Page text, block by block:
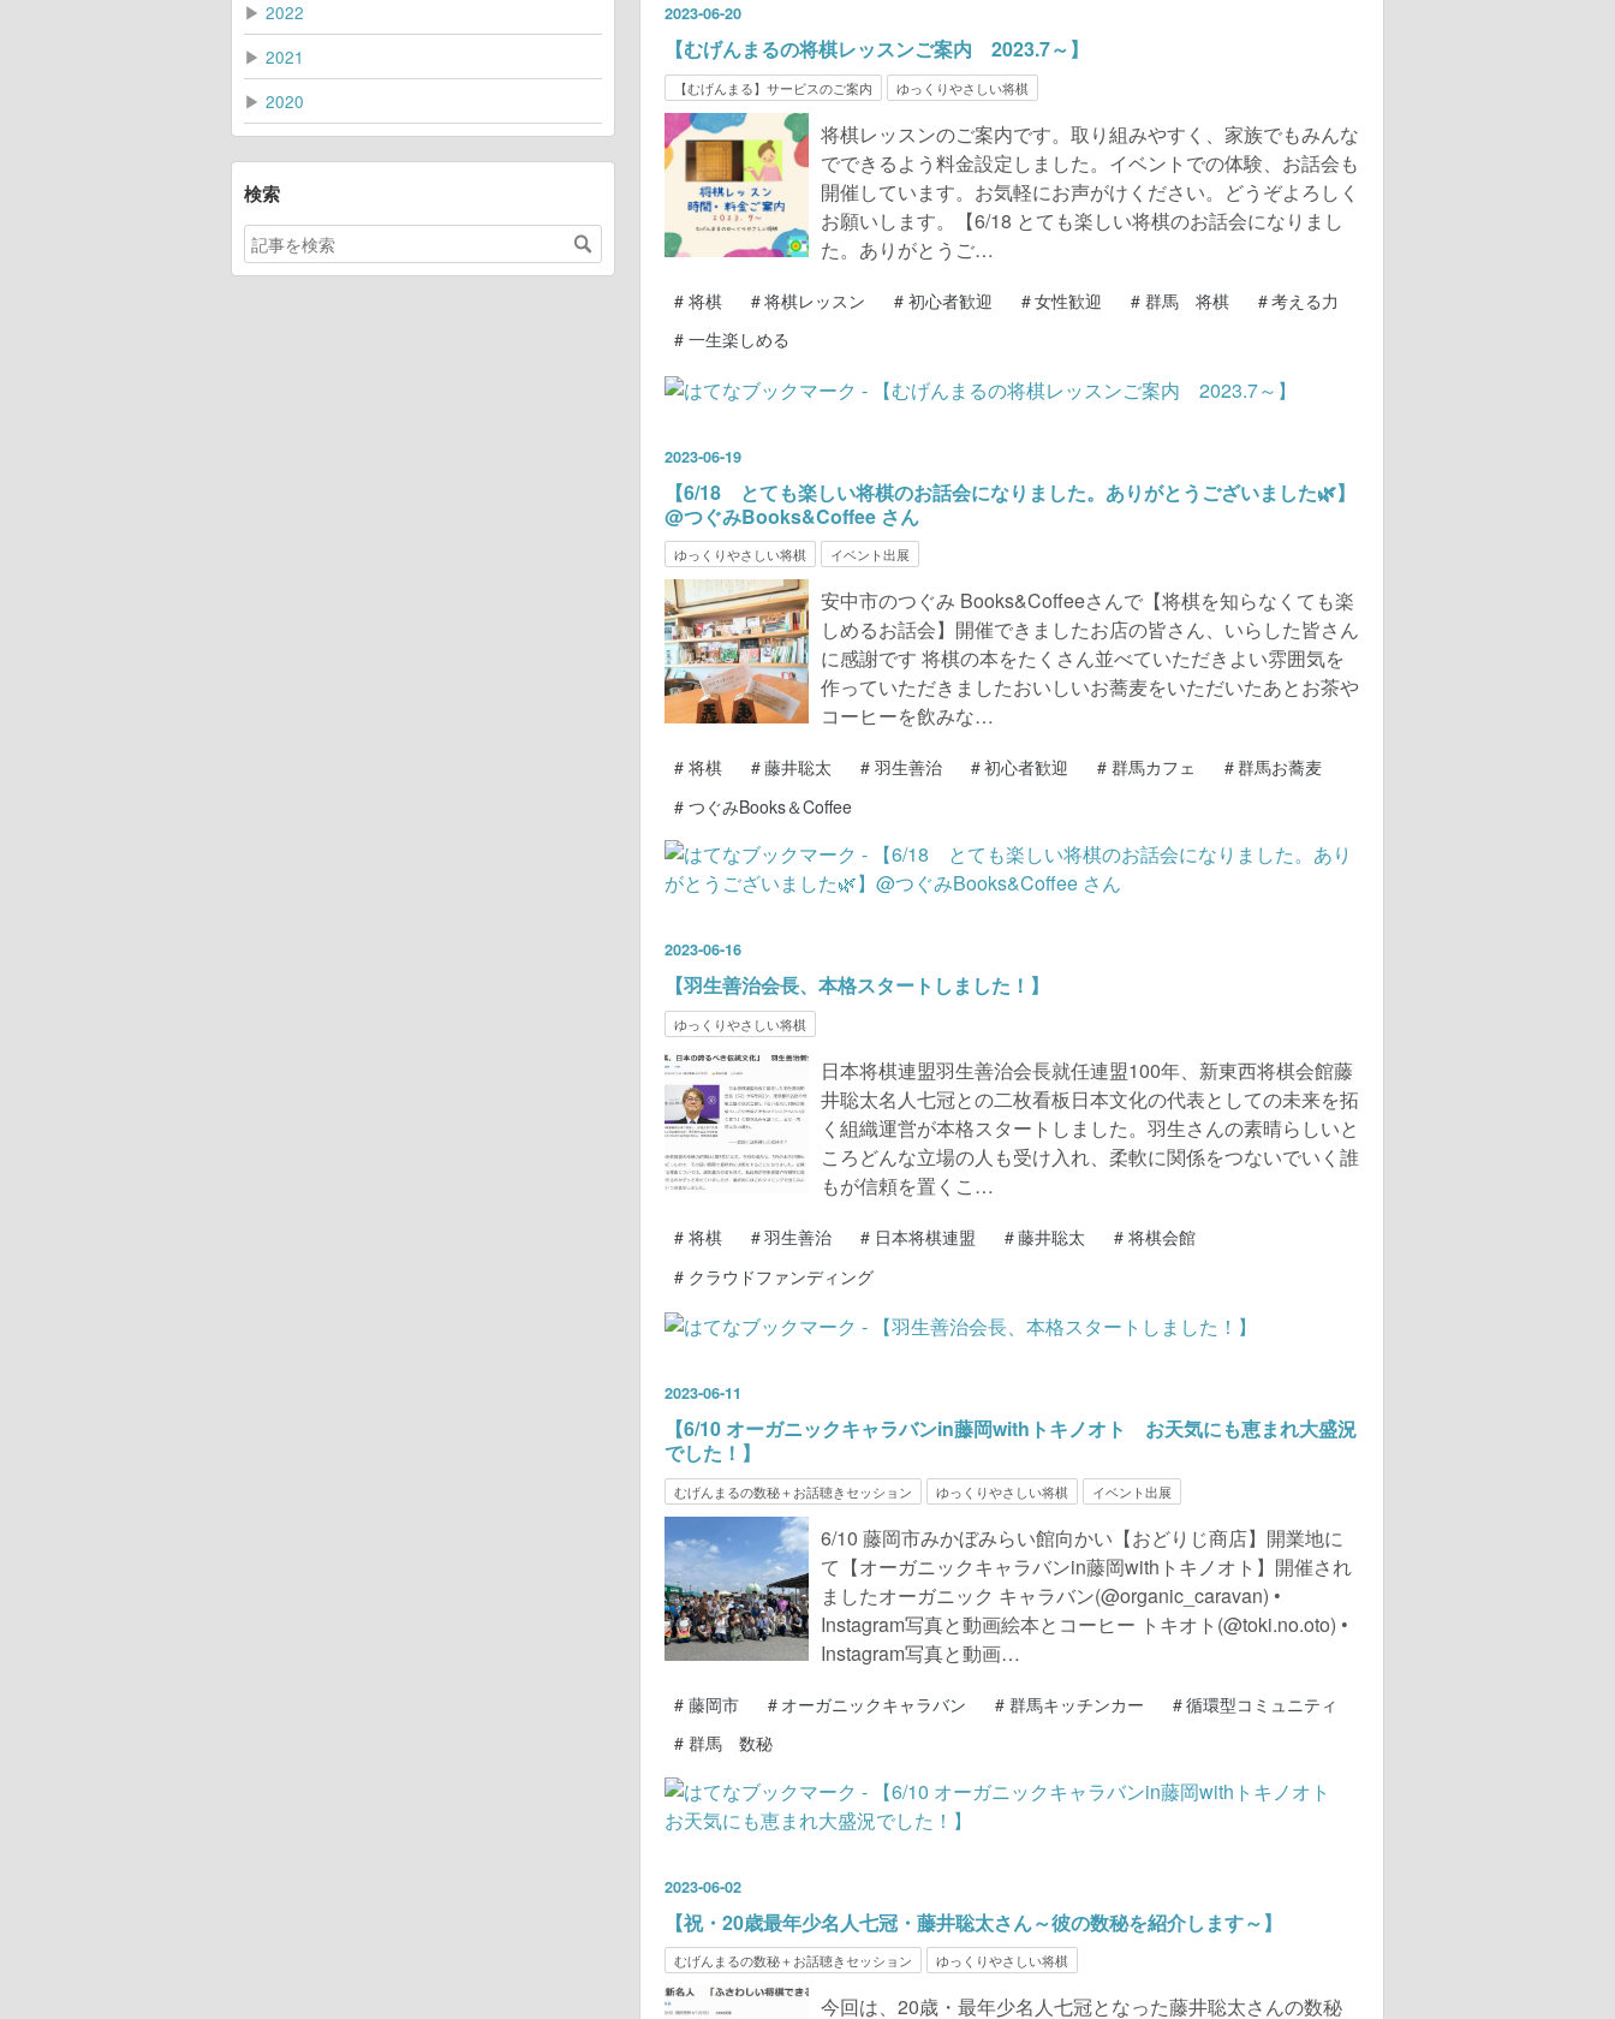
2023-06-20
【むげんまるの将棋レッスンご案内 2023.7～】
【むげんまる】サービスのご案内 ゆっくりやさしい将棋
将棋レッスンのご案内です。取り組みやすく、家族でもみんな
でできるよう料金設定しました。イベントでの体験、お話会も
開催しています。お気軽にお声がけください。どうぞよろしく
お願いします。【6/18 とても楽しい将棋のお話会になりまし
た。ありがとうご…
# 将棋 #将棋レッスン # 初心者歓迎 #女性歓迎 # 群馬 将棋 #考える力
# 一生楽しめる
2023-06-19
【6/18 とても楽しい将棋のお話会になりました。ありがとうございました🌿】
@つぐみBooks&Coffee さん
ゆっくりやさしい将棋 イベント出展
安中市のつぐみ Books&Coffeeさんで【将棋を知らなくても楽
しめるお話会】開催できましたお店の皆さん、いらした皆さん
に感謝です 将棋の本をたくさん並べていただきよい雰囲気を
作っていただきましたおいしいお蕎麦をいただいたあとお茶や
コーヒーを飲みな…
# 将棋 #藤井聡太 # 羽生善治 #初心者歓迎 # 群馬カフェ #群馬お蕎麦
# つぐみBooks＆Coffee
2023-06-16
【羽生善治会長、本格スタートしました！】
ゆっくりやさしい将棋
日本将棋連盟羽生善治会長就任連盟100年、新東西将棋会館藤
井聡太名人七冠との二枚看板日本文化の代表としての未来を拓
く組織運営が本格スタートしました。羽生さんの素晴らしいと
ころどんな立場の人も受け入れ、柔軟に関係をつないでいく誰
もが信頼を置くこ…
# 将棋 #羽生善治 # 日本将棋連盟 #藤井聡太 # 将棋会館
# クラウドファンディング
2023-06-11
【6/10 オーガニックキャラバンin藤岡withトキノオト お天気にも恵まれ大盛況
でした！】
むげんまるの数秘＋お話聴きセッション ゆっくりやさしい将棋 イベント出展
6/10 藤岡市みかぼみらい館向かい【おどりじ商店】開業地に
て【オーガニックキャラバンin藤岡withトキノオト】開催され
ましたオーガニック キャラバン(@organic_caravan) •
Instagram写真と動画絵本とコーヒー トキオト(@toki.no.oto) •
Instagram写真と動画…
# 藤岡市 # オーガニックキャラバン # 群馬キッチンカー #循環型コミュニティ
# 群馬 数秘
2023-06-02
【祝・20歳最年少名人七冠・藤井聡太さん～彼の数秘を紹介します～】
むげんまるの数秘＋お話聴きセッション ゆっくりやさしい将棋
今回は、20歳・最年少名人七冠となった藤井聡太さんの数秘
▶ 2022
▶ 2021
▶ 2020
検索